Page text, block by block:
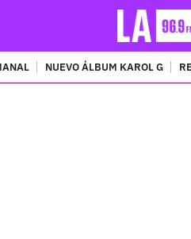
NUEVO ÁLBUM KAROL G